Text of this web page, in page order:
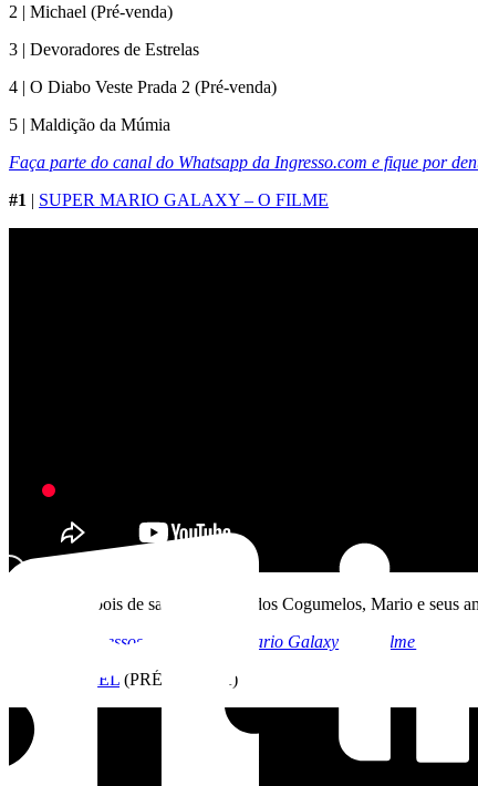
2 | Michael (Pré-venda)
3 | Devoradores de Estrelas
4 | O Diabo Veste Prada 2 (Pré-venda)
5 | Maldição da Múmia
Faça parte do canal do Whatsapp da Ingresso.com e fique por
#1 | SUPER MARIO GALAXY – O FILME
Sinopse: Depois de salvar o Reino dos Cogumelos, Mario e seus
Comprar ingressos para “Super Mario Galaxy – O Filme”
MICHAEL (PRÉ-VENDA)